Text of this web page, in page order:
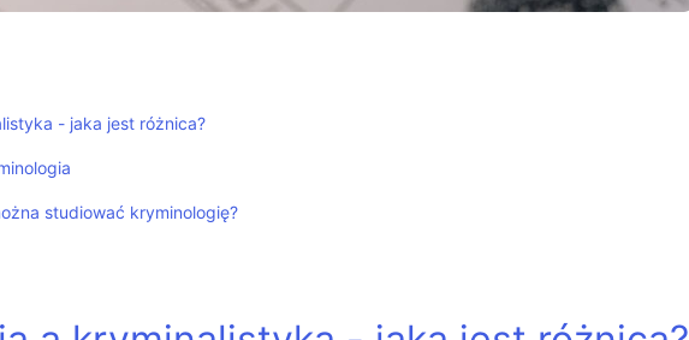
- jaka jest różnica?
studiować kryminologię?